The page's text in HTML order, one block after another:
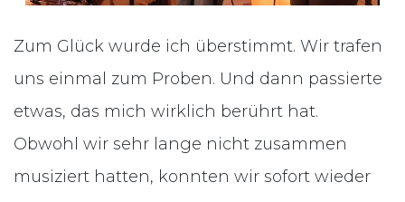
Zum Glück wurde ich überstimmt. Wir trafen
uns einmal zum Proben. Und dann passierte
etwas, das mich wirklich berührt hat.
Obwohl wir sehr lange nicht zusammen
musiziert hatten, konnten wir sofort wieder